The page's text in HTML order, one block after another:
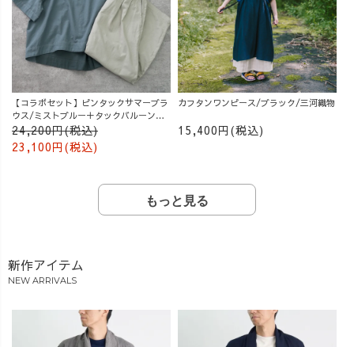
【コラボセット】ピンタックサマーブラ
ウス/ミストブルー＋タックバルーンパ
ンツ/グレージュ
24,200円(税込)
23,100円(税込)
カフタンワンピース/ブラック/三河織物
15,400円(税込)
もっと見る
新作アイテム
NEW ARRIVALS